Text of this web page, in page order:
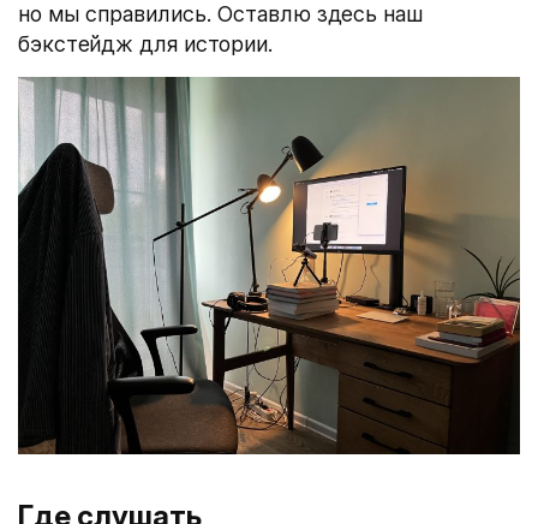
но мы справились. Оставлю здесь наш
бэкстейдж для истории.
Где слушать